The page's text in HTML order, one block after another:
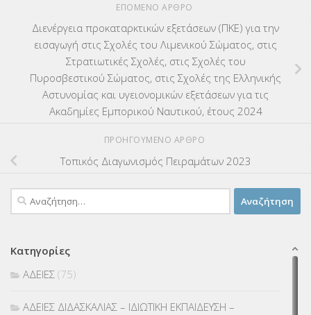
ΕΠΌΜΕΝΟ ΆΡΘΡΟ
Διενέργεια προκαταρκτικών εξετάσεων (ΠΚΕ) για την
εισαγωγή στις Σχολές του Λιμενικού Σώματος, στις
Στρατιωτικές Σχολές, στις Σχολές του
Πυροσβεστικού Σώματος, στις Σχολές της Ελληνικής
Αστυνομίας και υγειονομικών εξετάσεων για τις
Ακαδημίες Εμπορικού Ναυτικού, έτους 2024
ΠΡΟΗΓΟΎΜΕΝΟ ΆΡΘΡΟ
Τοπικός Διαγωνισμός Πειραμάτων 2023
Αναζήτηση
για:
Κατηγορίες
ΑΔΕΙΕΣ (75)
ΑΔΕΙΕΣ ΔΙΔΑΣΚΑΛΙΑΣ – ΙΔΙΩΤΙΚΗ ΕΚΠΑΙΔΕΥΣΗ –